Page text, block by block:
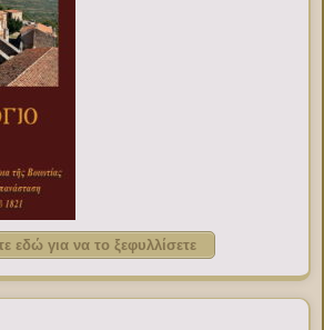
εδώ για να το ξεφυλλίσετε